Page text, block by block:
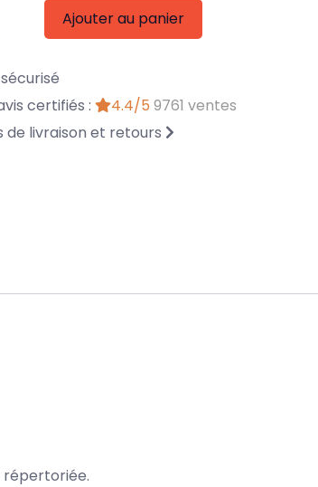
Ajouter au panier
certifiés :
4.4/5 9761 ventes
de livraison et retours